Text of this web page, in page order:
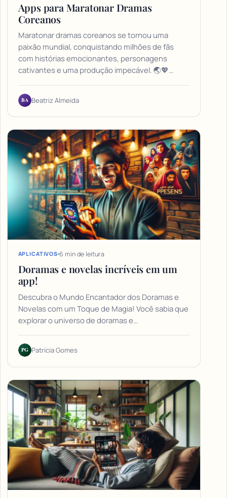
Apps para Maratonar Dramas
Coreanos
Maratonar dramas coreanos se tornou uma
paixão mundial, conquistando milhões de fãs
com histórias emocionantes, personagens
cativantes e uma produção impecável. 🌏💖…
BA Beatriz Almeida
APLICATIVOS 6 min de leitura
Doramas e novelas incríveis em um
app!
Descubra o Mundo Encantador dos Doramas e
Novelas com um Toque de Magia! Você sabia que
explorar o universo de doramas e…
PG Patrícia Gomes